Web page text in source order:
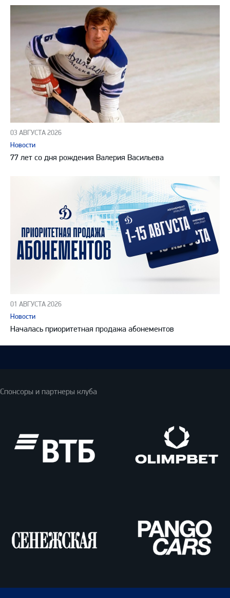
03 АВГУСТА 2026
Новости
77 лет со дня рождения Валерия Васильева
01 АВГУСТА 2026
Новости
Началась приоритетная продажа абонементов
Спонсоры и партнеры клуба
Cars